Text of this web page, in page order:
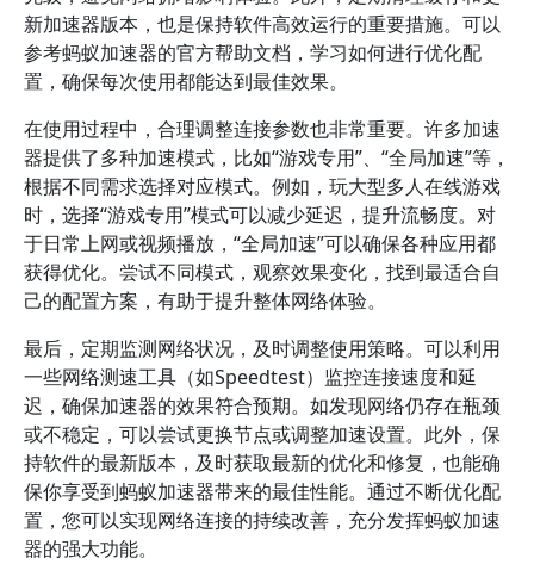
新加速器版本，也是保持软件高效运行的重要措施。可以
参考蚂蚁加速器的官方帮助文档，学习如何进行优化配
置，确保每次使用都能达到最佳效果。
在使用过程中，合理调整连接参数也非常重要。许多加速
器提供了多种加速模式，比如“游戏专用”、“全局加速”等，
根据不同需求选择对应模式。例如，玩大型多人在线游戏
时，选择“游戏专用”模式可以减少延迟，提升流畅度。对
于日常上网或视频播放，“全局加速”可以确保各种应用都
获得优化。尝试不同模式，观察效果变化，找到最适合自
己的配置方案，有助于提升整体网络体验。
最后，定期监测网络状况，及时调整使用策略。可以利用
一些网络测速工具（如Speedtest）监控连接速度和延
迟，确保加速器的效果符合预期。如发现网络仍存在瓶颈
或不稳定，可以尝试更换节点或调整加速设置。此外，保
持软件的最新版本，及时获取最新的优化和修复，也能确
保你享受到蚂蚁加速器带来的最佳性能。通过不断优化配
置，您可以实现网络连接的持续改善，充分发挥蚂蚁加速
器的强大功能。